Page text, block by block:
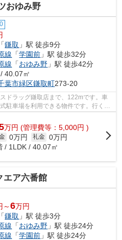
おゆみ野
「鎌取 」駅 徒歩9分
線 「学園前 」駅 徒歩32分
線 「おゆみ野 」駅 徒歩42分
40.07㎡
葉市緑区鎌取町273-20
ドラッグ鎌取店まで、122mです。車
駐車場を利用できる物件です。行く先
物...
万円 (管理費等：5,000円 )
0万円 礼金 0万円
/ 1LDK / 40.07㎡
エア六番館
～6万円
「鎌取 」駅 徒歩3分
線 「おゆみ野 」駅 徒歩24分
線 「学園前 」駅 徒歩24分